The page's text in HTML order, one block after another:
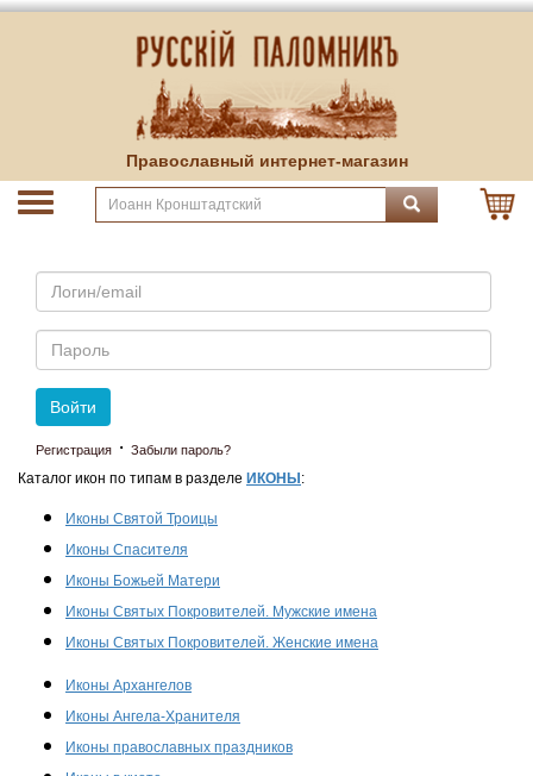
Православный интернет-магазин
Email
Пароль
Войти
Регистрация · Забыли пароль?
Каталог икон по типам в разделе ИКОНЫ :
Иконы Святой Троицы
Иконы Спасителя
Иконы Божьей Матери
Иконы Святых Покровителей. Мужские имена
Иконы Святых Покровителей. Женские имена
Иконы Архангелов
Иконы Ангела-Хранителя
Иконы православных праздников